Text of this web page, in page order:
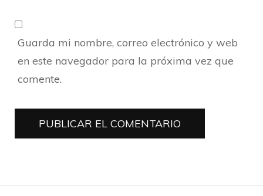
Guarda mi nombre, correo electrónico y web
en este navegador para la próxima vez que
comente.